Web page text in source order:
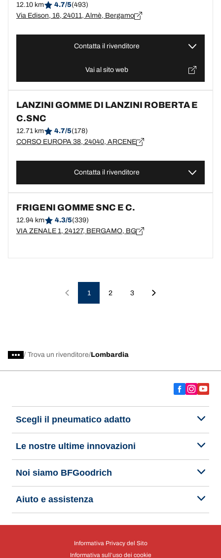
12.10 km 4.7/5(493)
Via Edison, 16, 24011, Almè, Bergamo
Contatta il rivenditore
Vai al sito web
LANZINI GOMME DI LANZINI ROBERTA E
C.SNC
12.71 km 4.7/5(178)
CORSO EUROPA 38, 24040, ARCENE
Contatta il rivenditore
FRIGENI GOMME SNC E C.
12.94 km 4.3/5(339)
VIA ZENALE 1, 24127, BERGAMO, BG
1 2 3
/ Trova un rivenditore Lombardia
Scegli il pneumatico adatto
Le nostre ultime innovazioni
Noi siamo BFGoodrich
Aiuto e assistenza
Informativa Privacy del Sito
Informativa sull’uso dei cookie